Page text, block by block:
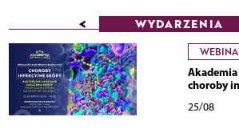
< WYDARZENIA
Akademia
choroby
25/08